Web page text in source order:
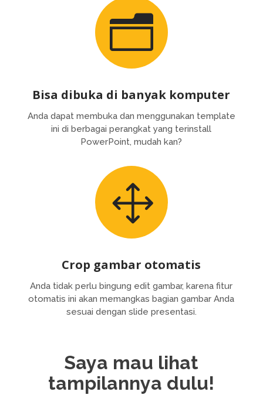
n
Bisa dibuka di banyak komputer
Anda dapat membuka dan menggunakan template
ini di berbagai perangkat yang terinstall
PowerPoint, mudah kan?
1
Crop gambar otomatis
Anda tidak perlu bingung edit gambar, karena fitur
otomatis ini akan memangkas bagian gambar Anda
sesuai dengan slide presentasi.
Saya mau lihat
tampilannya dulu!